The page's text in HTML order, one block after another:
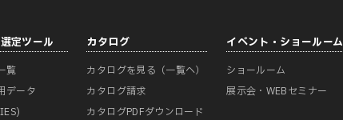
定ツール
覧
データ
カタログ
カタログを見る（一覧へ）
カタログ請求
カタログPDFダウンロード
イベント・ショールーム
ショールーム
展示会・WEBセミナー